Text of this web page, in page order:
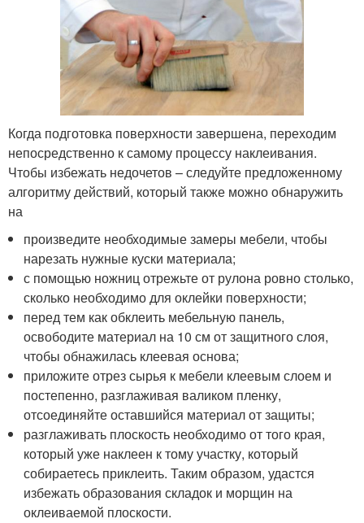
Когда подготовка поверхности завершена, переходим
непосредственно к самому процессу наклеивания.
Чтобы избежать недочетов – следуйте предложенному
алгоритму действий, который также можно обнаружить
на
произведите необходимые замеры мебели, чтобы
нарезать нужные куски материала;
с помощью ножниц отрежьте от рулона ровно столько,
сколько необходимо для оклейки поверхности;
перед тем как обклеить мебельную панель,
освободите материал на 10 см от защитного слоя,
чтобы обнажилась клеевая основа;
приложите отрез сырья к мебели клеевым слоем и
постепенно, разглаживая валиком пленку,
отсоединяйте оставшийся материал от защиты;
разглаживать плоскость необходимо от того края,
который уже наклеен к тому участку, который
собираетесь приклеить. Таким образом, удастся
избежать образования складок и морщин на
оклеиваемой плоскости.